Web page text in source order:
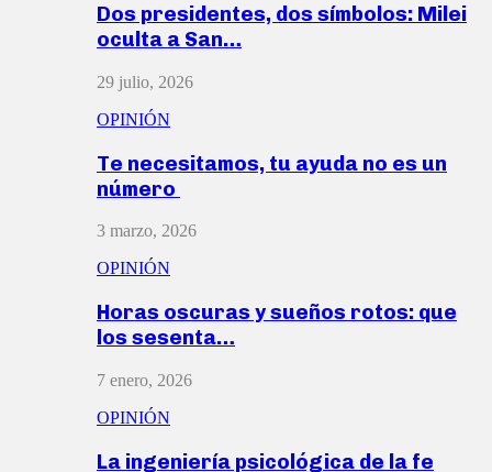
Dos presidentes, dos símbolos: Milei
oculta a San…
29 julio, 2026
OPINIÓN
Te necesitamos, tu ayuda no es un
número
3 marzo, 2026
OPINIÓN
Horas oscuras y sueños rotos: que
los sesenta…
7 enero, 2026
OPINIÓN
La ingeniería psicológica de la fe